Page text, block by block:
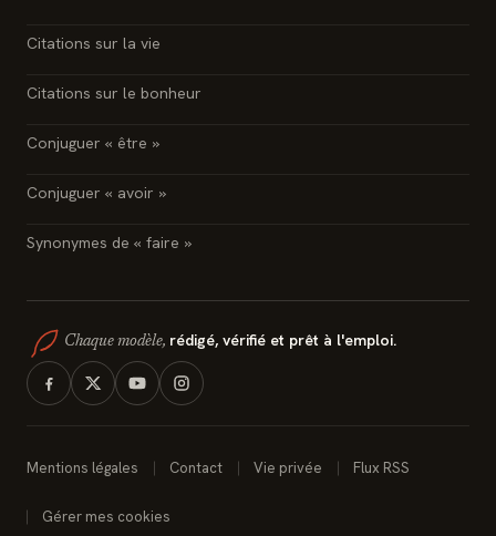
Citations sur la vie
Citations sur le bonheur
Conjuguer « être »
Conjuguer « avoir »
Synonymes de « faire »
Chaque modèle, rédigé, vérifié et prêt à l'emploi.
Mentions légales Contact Vie privée Flux RSS
Gérer mes cookies